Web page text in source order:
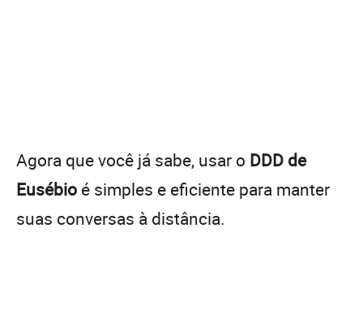
Agora que você já sabe, usar o DDD de
Eusébio é simples e eficiente para manter
suas conversas à distância.